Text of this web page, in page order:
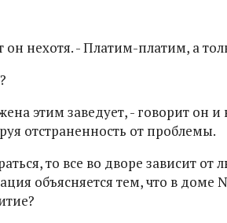
он нехотя. - Платим-платим, а
этим заведует, - говорит он
отстраненность от проблемы.
то все во дворе зависит
объясняется тем, что в доме